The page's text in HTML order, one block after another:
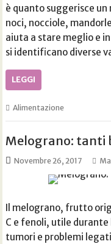
è quanto suggerisce
noci, nocciole,
aiuta a stare meglio e
si identificano diverse
LEGGI
Alimentazione
Melograno: tanti
Novembre 26, 2017
Il melograno, frutto
C e fenoli, utile
tumori e problemi